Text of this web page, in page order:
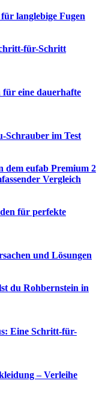
langlebige Fugen
für-Schritt
für eine dauerhafte
Schrauber im Test
dem eufab Premium 2
Vergleich
für perfekte
und Lösungen
du Rohbernstein in
Eine Schritt-für-
– Verleihe